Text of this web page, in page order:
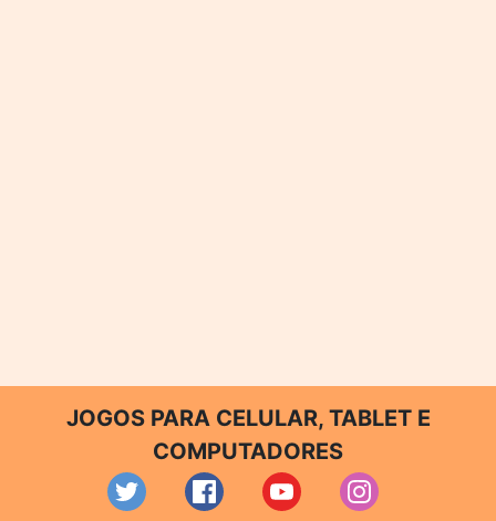
JOGOS PARA CELULAR, TABLET E
COMPUTADORES